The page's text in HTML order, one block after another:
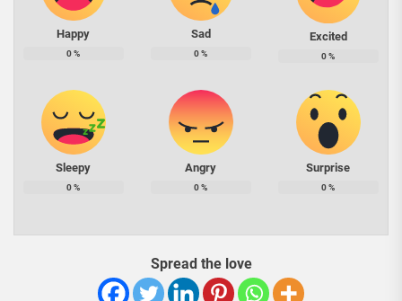
Happy
0%
Sad
0%
Excited
0%
Sleepy
0%
Angry
0%
Surprise
0%
Spread the love